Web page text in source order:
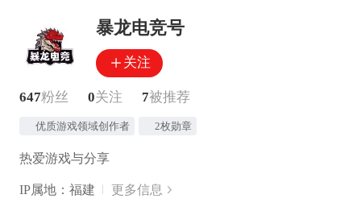
暴龙电竞号
关注
647粉丝 0关注 7被推荐
优质游戏领域创作者 2枚勋章
热爱游戏与分享
IP属地：福建 更多信息